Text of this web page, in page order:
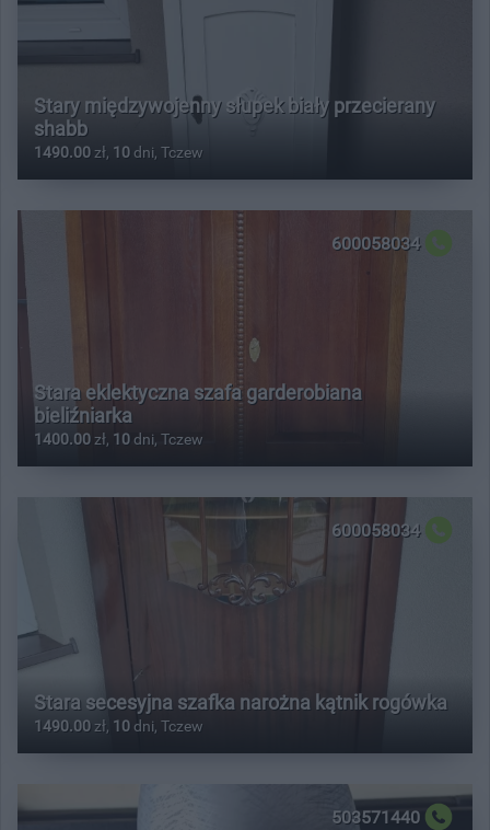
Stary międzywojenny słupek biały przecierany
shabb
1490.00 zł, 10 dni, Tczew
600058034
Stara eklektyczna szafa garderobiana
bieliźniarka
1400.00 zł, 10 dni, Tczew
600058034
Stara secesyjna szafka narożna kątnik rogówka
1490.00 zł, 10 dni, Tczew
503571440